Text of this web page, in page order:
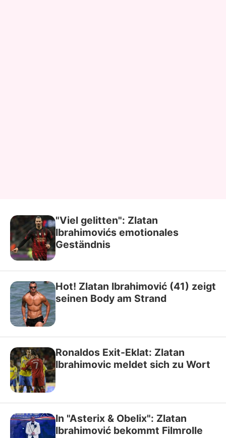
"Viel gelitten": Zlatan
Ibrahimovićs emotionales
Geständnis
Hot! Zlatan Ibrahimović (41) zeigt
seinen Body am Strand
Ronaldos Exit-Eklat: Zlatan
Ibrahimovic meldet sich zu Wort
In "Asterix & Obelix": Zlatan
Ibrahimović bekommt Filmrolle